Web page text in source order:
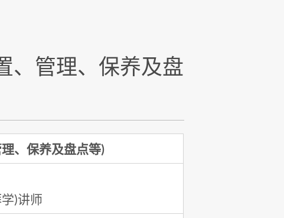
、管理、保养及盘
、保养及盘点等)
)讲师